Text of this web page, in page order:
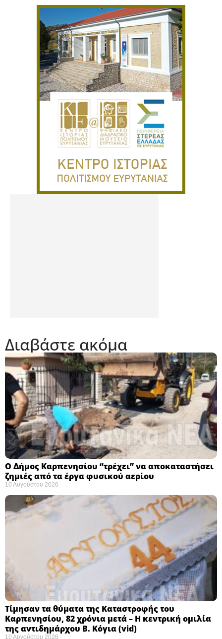
Διαβάστε ακόμα
Ο Δήμος Καρπενησίου “τρέχει” να αποκαταστήσει
ζημιές από τα έργα φυσικού αερίου
10 Αυγούστου 2026
Τίμησαν τα θύματα της Καταστροφής του
Καρπενησίου, 82 χρόνια μετά – Η κεντρική ομιλία
της αντιδημάρχου Β. Κόγια (vid)
10 Αυγούστου 2026